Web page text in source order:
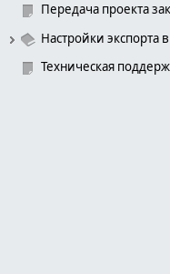
Передача проекта
Настройки
Техническая